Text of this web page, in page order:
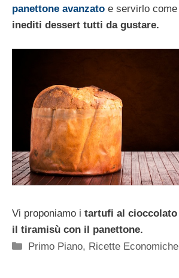
panettone avanzato e servirlo
inediti dessert tutti da gustare.
Vi proponiamo i tartufi al cioccolato
il tiramisù con il panettone.
Categorie
Primo Piano, Ricette Economiche